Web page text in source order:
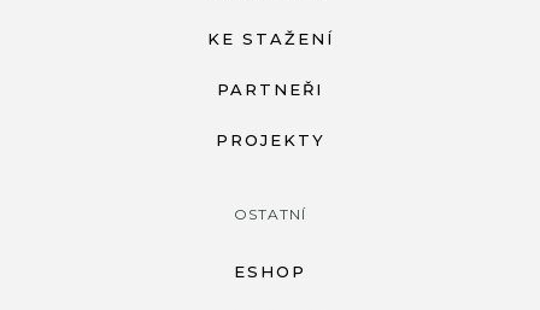
KE STAŽENÍ
PARTNEŘI
PROJEKTY
OSTATNÍ
ESHOP